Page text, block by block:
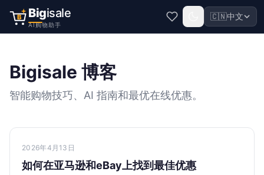
B Bigisale
AI购物助手
🇨🇳中文
Bigisale 博客
智能购物技巧、AI 指南和最优在线优惠。
2026年4月13日
如何在亚马逊和eBay上找到最佳优惠